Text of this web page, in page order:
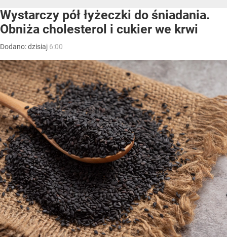
Wystarczy pół łyżeczki do śniadania.
Obniża cholesterol i cukier we krwi
Dodano:dzisiaj 6:00